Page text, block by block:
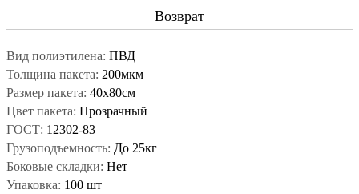
Возврат
Вид полиэтилена: ПВД
Толщина пакета: 200мкм
Размер пакета: 40x80см
Цвет пакета: Прозрачный
ГОСТ: 12302-83
Грузоподъемность: До 25кг
Боковые складки: Нет
Упаковка: 100 шт